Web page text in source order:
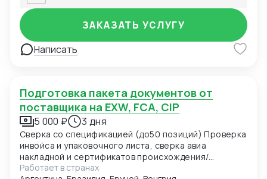
Написать
ЗАКАЗАТЬ УСЛУГУ
Подготовка пакета документов от
поставщика на EXW, FCA, CIP
5 000 ₽ 3 дня
Сверка со спецификацией (до50 позиций) Проверка
инвойса и упаковочного листа, сверка авиа
накладной и сертификатов происхождения/
качества Производителя
Работает в странах